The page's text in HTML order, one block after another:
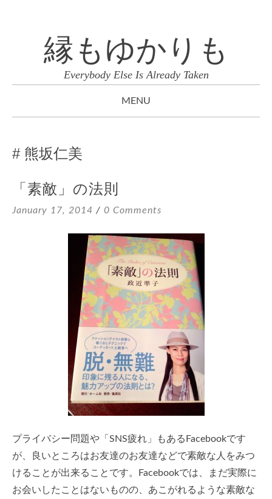
縁もゆかりも
Everybody Else Is Already Taken
MENU
CONTENT
熊坂仁美
「素敵」の法則
January 17, 2014 0 Comments
プライバシー問題や「SNS疲れ」もあるFacebookです
が、良いところはお友達のお友達などで素敵な人をみつ
けることが出来ることです。Facebookでは、まだ実際に
お会いしたことはないものの、あこがれるような素敵な